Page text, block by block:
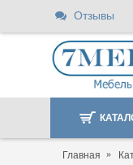
Отзывы
Главная